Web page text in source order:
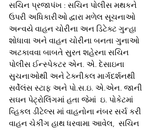
સચિન પ્રજાપંખ : સચિન પોલીસ મથકને
ઉપરી અધિકારીઓ દ્વારા મળેલ સૂચનાઓ
અન્વયે વાહન ચોરીના અન ડિટેક્ટ ગુન્હા
શોધાવા અને વાહન ચોરીના બનતા ગુનાઓ
અટકાવવા બાબતે સુરત શહેરના સચિન
પોલીસ ઈન્સ્પેકટર એન. એ. દેસાઇના
સુચનાઓથી અને ટેક્નીકલ માર્ગદર્શનથી
સર્વેલંસ સ્ટાફ અને પો.સ.ઇ. એ.એન. જાની
સઘન પેટ્રોલિંગમાં હતા જેમાં  ઇ. પોકેટમાં
વ્હિકલ ડીટેલ્સ માં વાહનોના નંબર સર્ચ કરી
વાહન ચેકીંગ હાથ ધરવામા આવેલ,  સચિન